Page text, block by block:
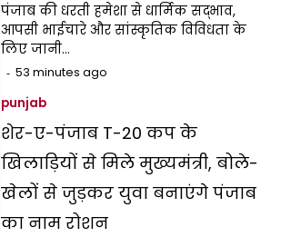
पंजाब की धरती हमेशा से धार्मिक सद्भाव,
आपसी भाईचारे और सांस्कृतिक विविधता के
लिए जानी…
53 minutes ago
punjab
शेर-ए-पंजाब T-20 कप के
खिलाड़ियों से मिले मुख्यमंत्री, बोले-
खेलों से जुड़कर युवा बनाएंगे पंजाब
का नाम रोशन